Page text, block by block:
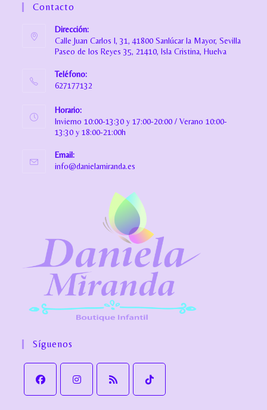
Contacto
Dirección:
Calle Juan Carlos I, 31, 41800 Sanlúcar la Mayor, Sevilla
Paseo de los Reyes 35, 21410, Isla Cristina, Huelva
Teléfono:
627177132
Horario:
Invierno 10:00-13:30 y 17:00-20:00 / Verano 10:00-
13:30 y 18:00-21:00h
Email:
info@danielamiranda.es
Síguenos